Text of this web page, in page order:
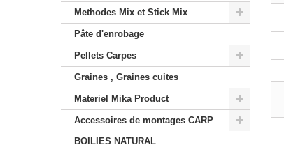
Methodes Mix et Stick Mix
Pâte d'enrobage
Pellets Carpes
Graines , Graines cuites
Materiel Mika Product
Accessoires de montages CARP
BOILIES NATURAL